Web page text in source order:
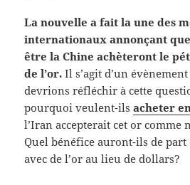
La nouvelle a fait la une des
internationaux annonçant
être la Chine achèteront le
de l’or. Il s’agit d’un
devrions réfléchir à cette
pourquoi veulent-ilsacheter
l’Iran accepterait cet or comme
Quel bénéfice auront-ils de part
avec de l’or au lieu de dollars?